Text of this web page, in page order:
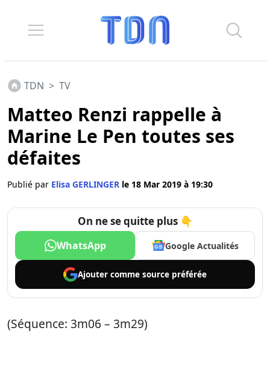
TDN > TV
Matteo Renzi rappelle à
Marine Le Pen toutes ses
défaites
Publié par Elisa GERLINGER le 18 Mar 2019 à 19:30
On ne se quitte plus 👇
WhatsApp Google Actualités
Ajouter comme source préférée
(Séquence: 3m06 – 3m29)